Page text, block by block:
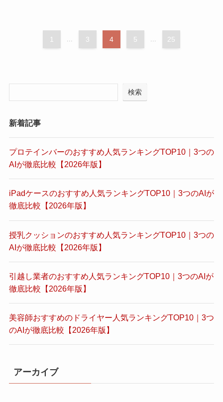
1 ... 3 4 5 ... 25
検索
新着記事
プロテインバーのおすすめ人気ランキングTOP10｜3つの
AIが徹底比較【2026年版】
iPadケースのおすすめ人気ランキングTOP10｜3つのAIが
徹底比較【2026年版】
授乳クッションのおすすめ人気ランキングTOP10｜3つの
AIが徹底比較【2026年版】
引越し業者のおすすめ人気ランキングTOP10｜3つのAIが
徹底比較【2026年版】
美容師おすすめのドライヤー人気ランキングTOP10｜3つ
のAIが徹底比較【2026年版】
アーカイブ